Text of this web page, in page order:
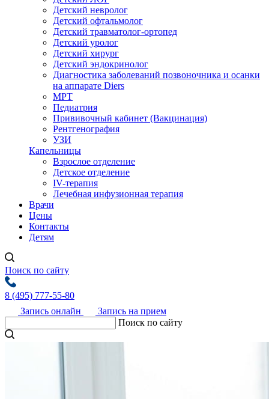
Детский невролог
Детский офтальмолог
Детский травматолог-ортопед
Детский уролог
Детский хирург
Детский эндокринолог
Диагностика заболеваний позвоночника и осанки
на аппарате Diers
МРТ
Педиатрия
Прививочный кабинет (Вакцинация)
Рентгенография
УЗИ
Капельницы
Взрослое отделение
Детское отделение
IV-терапия
Лечебная инфузионная терапия
Врачи
Цены
Контакты
Детям
Поиск по сайту
8 (495) 777-55-80
Запись онлайн
Запись на прием
Поиск по сайту